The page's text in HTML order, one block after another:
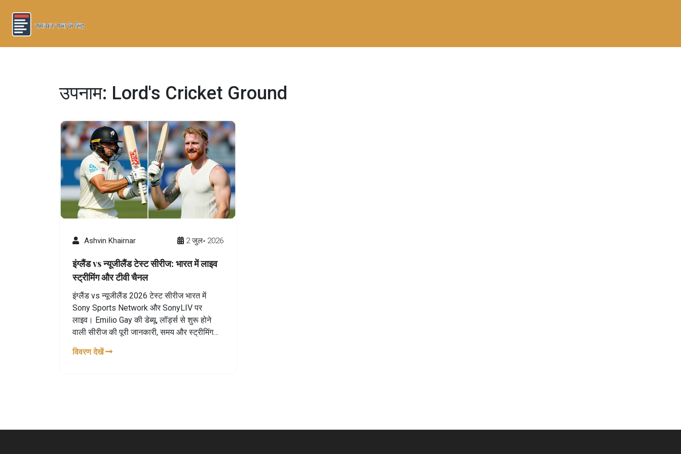
उपनाम: Lord's Cricket Ground
Ashvin Khairnar 2 जुल॰ 2026
इंग्लैंड vs न्यूजीलैंड टेस्ट सीरीज: भारत में लाइव
स्ट्रीमिंग और टीवी चैनल
इंग्लैंड vs न्यूजीलैंड 2026 टेस्ट सीरीज भारत में
Sony Sports Network और SonyLIV पर
लाइव। Emilio Gay की डेब्यू, लॉर्ड्स से शुरू होने
वाली सीरीज की पूरी जानकारी, समय और स्ट्रीमिंग
विवरण देखें